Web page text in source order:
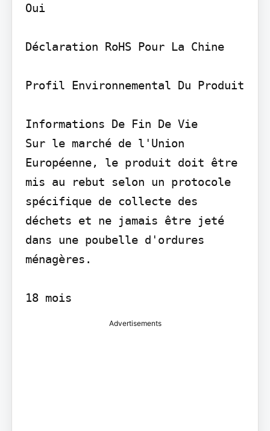
Oui
Déclaration RoHS Pour La Chine
Profil Environnemental Du Produit
Informations De Fin De Vie
Sur le marché de l'Union
Européenne, le produit doit être
mis au rebut selon un protocole
spécifique de collecte des
déchets et ne jamais être jeté
dans une poubelle d'ordures
ménagères.
18 mois
Advertisements